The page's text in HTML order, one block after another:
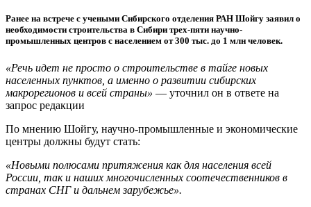
Ранее на встрече с учеными Сибирского отделения РАН Шойгу заявил о
необходимости строительства в Сибири трех-пяти научно-
промышленных центров с населением от 300 тыс. до 1 млн человек.
«Речь идет не просто о строительстве в тайге новых
населенных пунктов, а именно о развитии сибирских
макрорегионов и всей страны» — уточнил он в ответе на
запрос редакции
По мнению Шойгу, научно-промышленные и экономические
центры должны будут стать:
«Новыми полюсами притяжения как для населения всей
России, так и наших многочисленных соотечественников в
странах СНГ и дальнем зарубежье».